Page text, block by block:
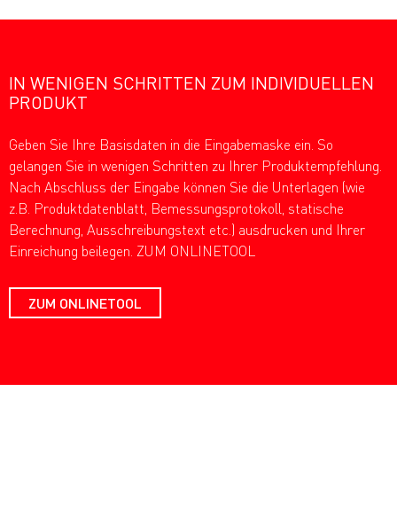
IN WENIGEN SCHRITTEN ZUM INDIVIDUELLEN
PRODUKT
Geben Sie Ihre Basisdaten in die Eingabemaske ein. So
gelangen Sie in wenigen Schritten zu Ihrer Produktempfehlung.
Nach Abschluss der Eingabe können Sie die Unterlagen (wie
z.B. Produktdatenblatt, Bemessungsprotokoll, statische
Berechnung, Ausschreibungstext etc.) ausdrucken und Ihrer
Einreichung beilegen. ZUM ONLINETOOL
ZUM ONLINETOOL